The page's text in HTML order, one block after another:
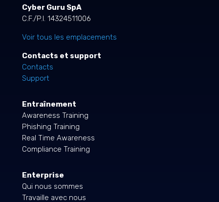
Cyber Guru SpA
C.F./P.I. 14324511006
Voir tous les emplacements
Contacts et support
Contacts
Support
Entraînement
Awareness Training
Phishing Training
Real Time Awareness
Compliance Training
Enterprise
Qui nous sommes
Travaille avec nous